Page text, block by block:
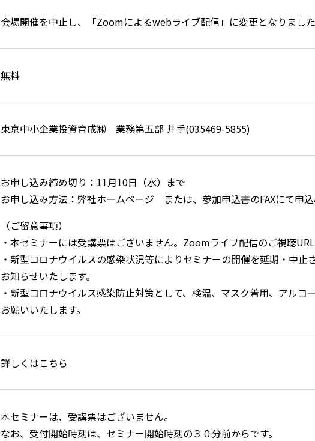
会場開催を中止し、「Zoomによるwebライブ配信」に変更となりました
無料
東京中小企業投資育成㈱ 業務第五部 井手(035469-5855)
お申し込み締め切り：11月10日（水）まで
お申し込み方法：弊社ホームページ または、参加申込書のFAXにて申込
（ご留意事項）
・本セミナーには受講票はございません。Zoomライブ配信のご視聴
・新型コロナウイルスの感染状況等によりセミナーの開催を延期・中
お知らせいたします。
・新型コロナウイルス感染防止対策として、検温、マスク着用、アル
お願いいたします。
詳しくはこちら
本セミナーは、受講票はございません。
なお、受付開始時刻は、セミナー開始時刻の３０分前からです。